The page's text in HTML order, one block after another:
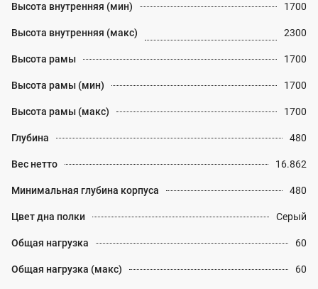
Высота внутренняя (мин) 1700
Высота внутренняя (макс) 2300
Высота рамы 1700
Высота рамы (мин) 1700
Высота рамы (макс) 1700
Глубина 480
Вес нетто 16.862
Минимальная глубина корпуса 480
Цвет дна полки Серый
Общая нагрузка 60
Общая нагрузка (макс) 60